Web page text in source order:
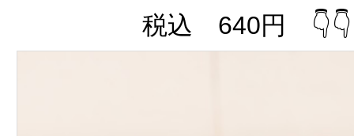
税込 640円 👇👇